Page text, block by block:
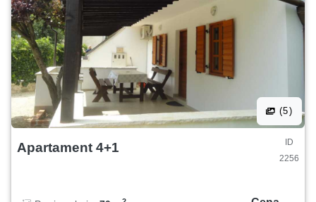
(5)
Apartament 4+1
ID
2256